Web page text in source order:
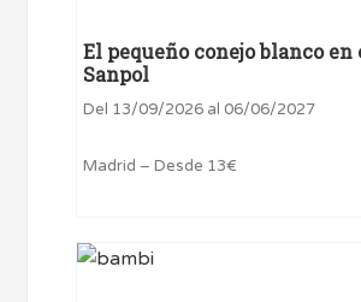
El pequeño conejo blanco en
Sanpol
Del 13/09/2026 al 06/06/2027
Madrid – Desde 13€